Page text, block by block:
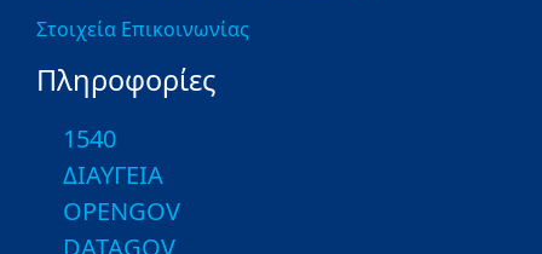
Στοιχεία Επικοινωνίας
Πληροφορίες
1540
ΔΙΑΥΓΕΙΑ
OPENGOV
DATAGOV